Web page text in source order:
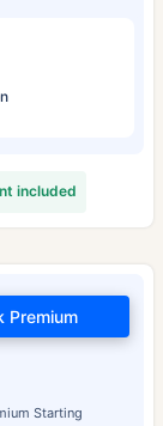
included
Starting
Premium